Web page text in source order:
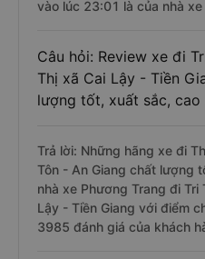
vào lúc 23:01 là của nhà
Câu hỏi: Review xe đi
Thị xã Cai Lậy - Tiền
lượng tốt, xuất sắc, cao
Trả lời: Những hãng xe đi
Tôn - An Giang chất lượng
nhà xe Phương Trang đi Tri
Lậy - Tiền Giang với điểm
3985 đánh giá của khách